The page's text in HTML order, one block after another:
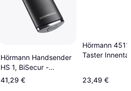
Hörmann Handsender
HS 1, BiSecur -
schwarz
41,29 €
Hörmann
Taster
23,49 €